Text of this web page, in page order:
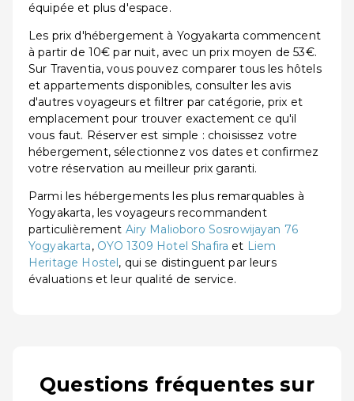
équipée et plus d'espace.
Les prix d'hébergement à Yogyakarta commencent
à partir de 10€ par nuit, avec un prix moyen de 53€.
Sur Traventia, vous pouvez comparer tous les hôtels
et appartements disponibles, consulter les avis
d'autres voyageurs et filtrer par catégorie, prix et
emplacement pour trouver exactement ce qu'il
vous faut. Réserver est simple : choisissez votre
hébergement, sélectionnez vos dates et confirmez
votre réservation au meilleur prix garanti.
Parmi les hébergements les plus remarquables à
Yogyakarta, les voyageurs recommandent
particulièrement Airy Malioboro Sosrowijayan 76
Yogyakarta, OYO 1309 Hotel Shafira et Liem
Heritage Hostel, qui se distinguent par leurs
évaluations et leur qualité de service.
Questions fréquentes sur